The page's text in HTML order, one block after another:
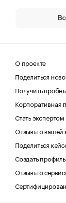
О проекте
Поделиться
Получить
Корпоративная
Стать экспертом
Отзывы о вашей
Поделиться
Создать
Отзывы о